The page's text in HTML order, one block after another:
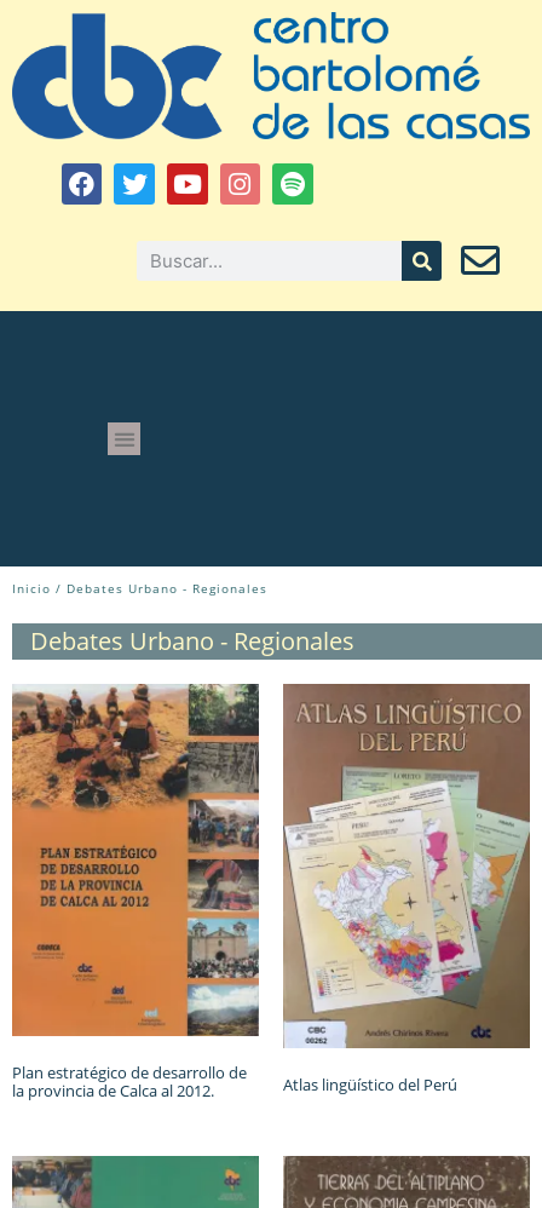
Inicio / Debates Urbano - Regionales
Debates Urbano - Regionales
Plan estratégico de desarrollo de
la provincia de Calca al 2012.
Atlas lingüístico del Perú